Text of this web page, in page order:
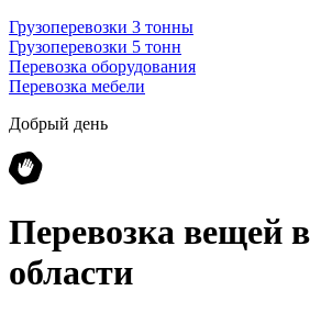
Грузоперевозки 3 тонны
Грузоперевозки 5 тонн
Перевозка оборудования
Перевозка мебели
Добрый день
Перевозка вещей
области